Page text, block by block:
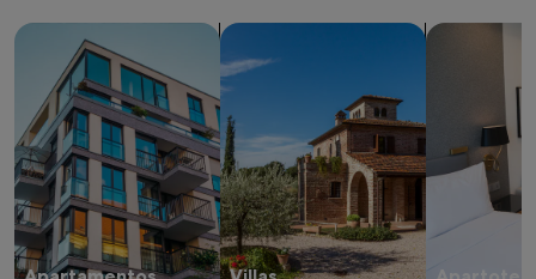
1 noche
y
2 adultos.
precios
la
disponibilidad
están
sujetos
a
cambios.
Buscar apartamentos Buscar villas Buscar